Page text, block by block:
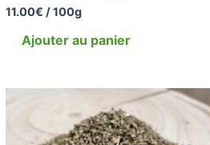
11.00€ / 100g
Ajouter au panier